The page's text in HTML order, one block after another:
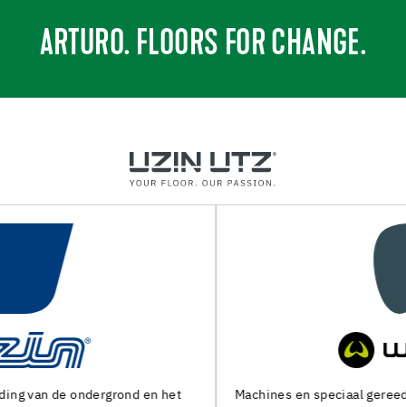
ARTURO. FLOORS FOR CHANGE.
Machines en speciaal gereedschap voor de voorbereiding